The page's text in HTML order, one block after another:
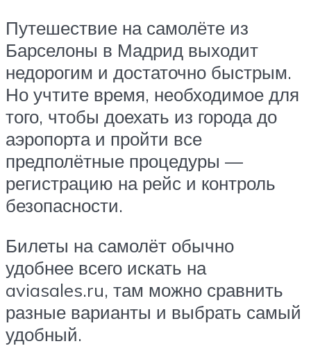
Путешествие на самолёте из
Барселоны в Мадрид выходит
недорогим и достаточно быстрым.
Но учтите время, необходимое для
того, чтобы доехать из города до
аэропорта и пройти все
предполётные процедуры —
регистрацию на рейс и контроль
безопасности.
Билеты на самолёт обычно
удобнее всего искать на
aviasales.ru, там можно сравнить
разные варианты и выбрать самый
удобный.